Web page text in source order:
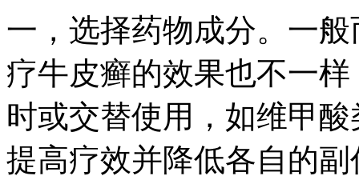
一，选择药物成分。一
疗牛皮癣的效果也不一
时或交替使用，如维甲
提高疗效并降低各自的